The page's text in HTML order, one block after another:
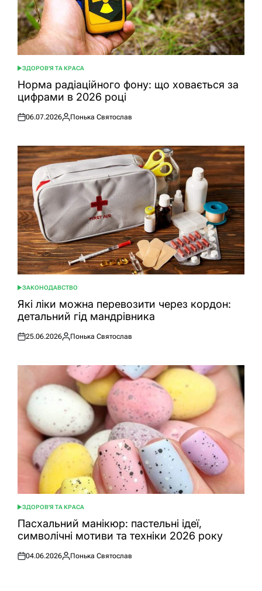
ОПУБЛІКУВАТИ
У
ЗДОРОВ'Я ТА КРАСА
Норма радіаційного фону: що ховається за
цифрами в 2026 році
Оприлюднено
06.07.2026
Опубліковано
Понька Святослав
ОПУБЛІКУВАТИ
У
ЗАКОНОДАВСТВО
Які ліки можна перевозити через кордон:
детальний гід мандрівника
Оприлюднено
25.06.2026
Опубліковано
Понька Святослав
ОПУБЛІКУВАТИ
У
ЗДОРОВ'Я ТА КРАСА
Пасхальний манікюр: пастельні ідеї,
символічні мотиви та техніки 2026 року
Оприлюднено
04.06.2026
Опубліковано
Понька Святослав